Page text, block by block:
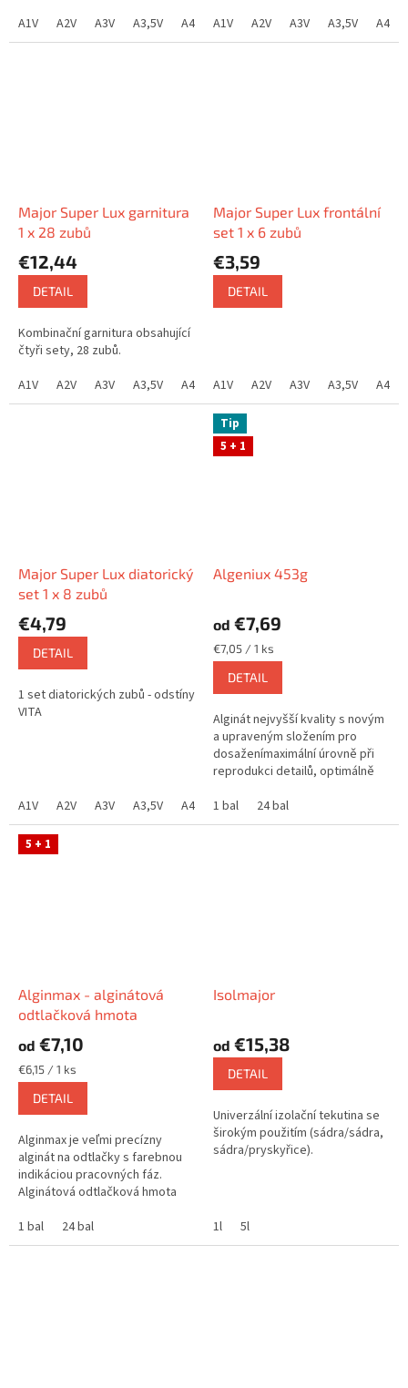
A1V A2V A3V A3,5V A4V B1V B2V B3V B4V C1V
A1V
A2V A3V A3,5V A4V
Major Super Lux garnitura
1 x 28 zubů
€12,44
DETAIL
Kombinační garnitura obsahující
čtyři sety, 28 zubů.
A1V
A2V A3V A3,5V A4V B1V B2V B3V B4V C1V
Major Super Lux frontální
set 1 x 6 zubů
€3,59
DETAIL
A1V A2V A3V A3,5V A4V
Major Super Lux diatorický
set 1 x 8 zubů
€4,79
DETAIL
1 set diatorických zubů - odstíny
VITA
A1V A2V A3V A3,5V A4V B1V B2V
Tip
5 + 1
Algeniux 453g
od €7,69
Jednotková
cena:
€7,05 / 1 ks
DETAIL
Alginát nejvyšší kvality s novým
a upraveným složením pro
dosaženímaximální úrovně při
reprodukci detailů, optimálně
při snímání...
1 bal 24 bal
5 + 1
Alginmax - alginátová
odtlačková hmota
od €7,10
Jednotková
cena:
€6,15 / 1 ks
DETAIL
Alginmax je veľmi precízny
alginát na odtlačky s farebnou
indikáciou pracovných fáz.
Alginátová odtlačková hmota
jednoduchým miešaním,
prachuprostým...
1 bal 24 bal
Isolmajor
od €15,38
DETAIL
Univerzální izolační tekutina se
širokým použitím (sádra/sádra,
sádra/pryskyřice).
1l 5l